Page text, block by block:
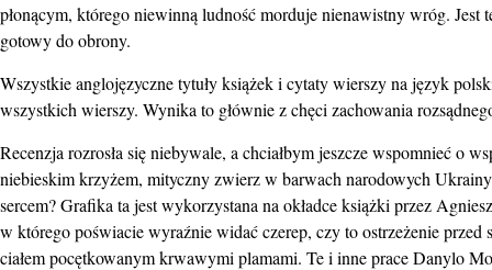
płonącym, którego niewinną ludność morduje nienawistny wróg. Jest
gotowy do obrony.
Wszystkie anglojęzyczne tytuły książek i cytaty wierszy na język
wszystkich wierszy. Wynika to głównie z chęci zachowania
Recenzja rozrosła się niebywale, a chciałbym jeszcze wspomnieć o
niebieskim krzyżem, mityczny zwierz w barwach narodowych
sercem? Grafika ta jest wykorzystana na okładce książki przez
w którego poświacie wyraźnie widać czerep, czy to ostrzeżenie
ciałem pocętkowanym krwawymi plamami. Te i inne prace Danylo